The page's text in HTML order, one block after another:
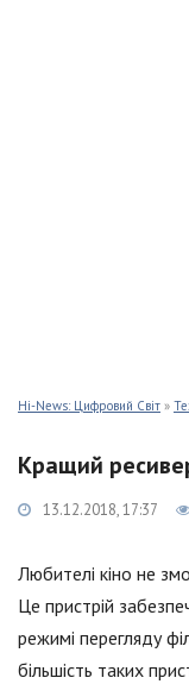
Hi-News: Цифровий Світ »
Кращий
13.12.2018, 17:37
Любителі кіно не
Це пристрій
режимі перегляду
більшість таких